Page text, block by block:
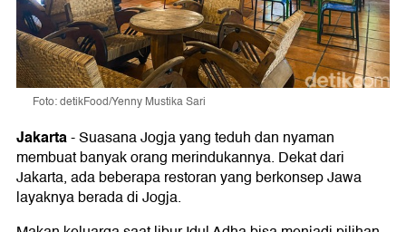
Foto: detikFood/Yenny Mustika Sari
Jakarta-Suasana Jogja yang teduh dan nyaman
membuat banyak orang merindukannya. Dekat dari
Jakarta, ada beberapa restoran yang berkonsep Jawa
layaknya berada di Jogja.